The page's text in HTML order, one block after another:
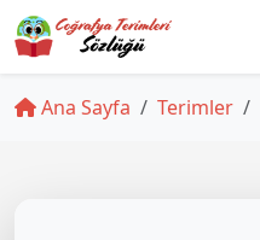
Ana Sayfa Terimler